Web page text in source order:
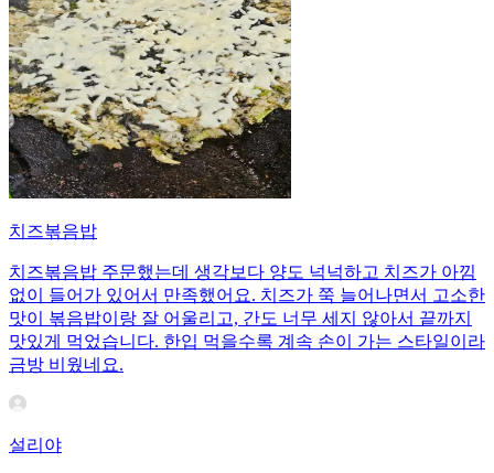
치즈볶음밥
치즈볶음밥 주문했는데 생각보다 양도 넉넉하고 치즈가 아낌
없이 들어가 있어서 만족했어요. 치즈가 쭉 늘어나면서 고소한
맛이 볶음밥이랑 잘 어울리고, 간도 너무 세지 않아서 끝까지
맛있게 먹었습니다. 한입 먹을수록 계속 손이 가는 스타일이라
금방 비웠네요.
설리야